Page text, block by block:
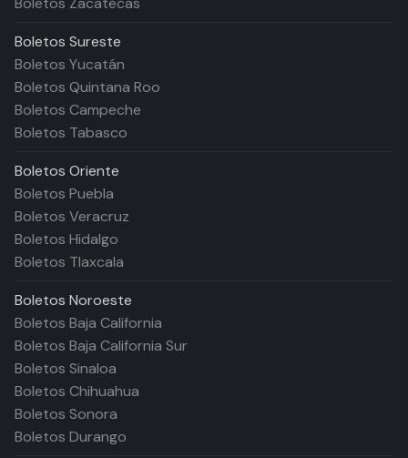
Boletos Sureste
Boletos Yucatán
Boletos Quintana Roo
Boletos Campeche
Boletos Tabasco
Boletos Oriente
Boletos Puebla
Boletos Veracruz
Boletos Hidalgo
Boletos Tlaxcala
Boletos Noroeste
Boletos Baja California
Boletos Baja California Sur
Boletos Sinaloa
Boletos Chihuahua
Boletos Sonora
Boletos Durango